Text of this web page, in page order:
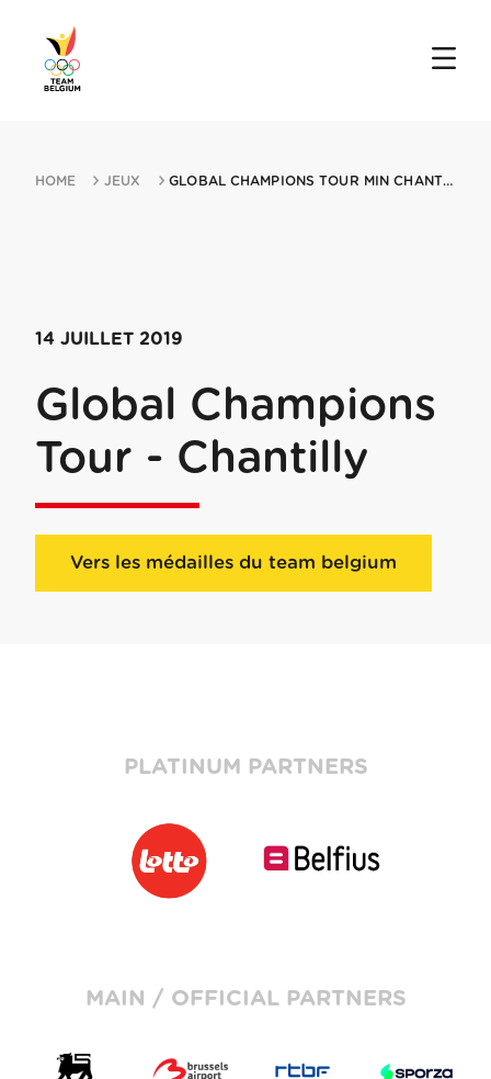
HOME JEUX GLOBAL CHAMPIONS TOUR MIN CHANTILLY 14072019 CHANTILLY
14 JUILLET 2019
Global Champions
Tour - Chantilly
Vers les médailles du team belgium
PLATINUM PARTNERS
MAIN / OFFICIAL PARTNERS